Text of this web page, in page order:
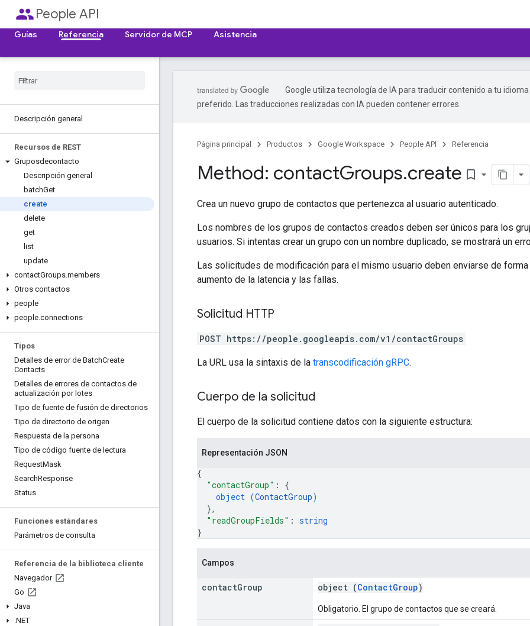
peoplePeople API
Guías
Referencia Servidor de MCP Asistencia
Descripción general
Recursos de REST
Gruposdecontacto
Descripción general
batchGet
create
delete
get
list
update
contactGroups.members
Otros contactos
people
people.connections
Tipos
Detalles de error de BatchCreate
Contacts
Detalles de errores de contactos de
actualización por lotes
Tipo de fuente de fusión de directorios
Tipo de directorio de origen
Respuesta de la persona
Tipo de código fuente de lectura
RequestMask
SearchResponse
Status
Funciones estándares
Parámetros de consulta
Referencia de la biblioteca cliente
Navegador
Go
Java
.NET
Google utiliza tecnología de IA para traducir contenido a tu idioma
preferido. Las traducciones realizadas con IA pueden contener errores.
Página principal Productos Google Workspace People API Referencia
Method: contactGroups.create bookmark_border
Crea un nuevo grupo de contactos que pertenezca al usuario autenticado.
Los nombres de los grupos de contactos creados deben ser únicos para los
usuarios. Si intentas crear un grupo con un nombre duplicado, se mostrará un
Las solicitudes de modificación para el mismo usuario deben enviarse de
aumento de la latencia y las fallas.
Solicitud HTTP
POST https://people.googleapis.com/v1/contactGroups
La URL usa la sintaxis de la transcodificación gRPC.
Cuerpo de la solicitud
El cuerpo de la solicitud contiene datos con la siguiente estructura:
Representación JSON
{
"contactGroup" : {
object (ContactGroup)
},
"readGroupFields" : string
}
Campos
contactGroup object (ContactGroup)
Obligatorio. El grupo de contactos que se creará.